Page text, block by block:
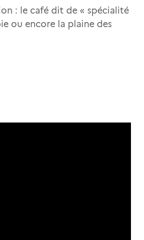
: le café dit de « spécialité
ou encore la plaine des